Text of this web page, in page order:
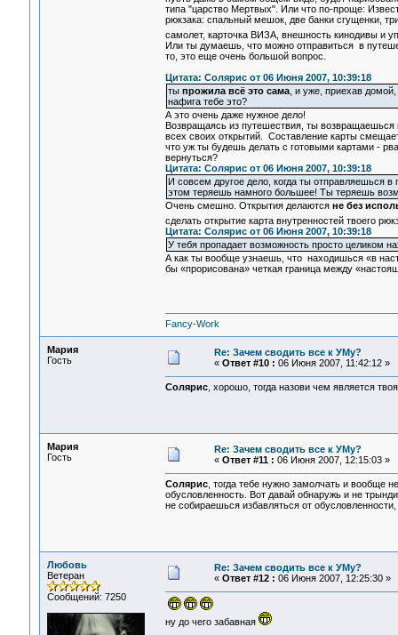
типа "царство Мертвых". Или что по-проще:
рюкзака: спальный мешок, две банки сгущенки,
самолет, карточка ВИЗА, внешность кинодивы и
Или ты думаешь, что можно отправиться в
то, это еще очень большой вопрос.
Цитата: Солярис от 06 Июня 2007, 10:39:18
ты прожила всё это сама, и уже, приехав домой,
нафига тебе это?
А это очень даже нужное дело!
Возвращаясь из путешествия, ты
всех своих открытий. Составление карты
что уж ты будешь делать с готовыми картами -
вернуться?
Цитата: Солярис от 06 Июня 2007, 10:39:18
И совсем другое дело, когда ты отправляешься
этом теряешь намного большее! Ты теряешь
Очень смешно. Открытия делаются не без
сделать открытие карта внутренностей твоего
Цитата: Солярис от 06 Июня 2007, 10:39:18
У тебя пропадает возможность просто целиком
А как ты вообще узнаешь, что находишься «в
бы «прорисована» четкая граница между
Fancy-Work
Мария
Гость
Re: Зачем сводить все к УМу?
« Ответ #10 : 06 Июня 2007, 11:42:12 »
Солярис, хорошо, тогда назови чем является
Мария
Гость
Re: Зачем сводить все к УМу?
« Ответ #11 : 06 Июня 2007, 12:15:03 »
Солярис, тогда тебе нужно замолчать и вообще
обусловленность. Вот давай обнаружь и не
не собираешься избавляться от
Любовь
Ветеран
Сообщений: 7250
Re: Зачем сводить все к УМу?
« Ответ #12 : 06 Июня 2007, 12:25:30 »
ну до чего забавная